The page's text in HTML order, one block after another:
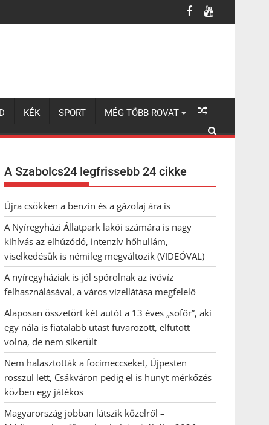
intenzív hőhullám, viselkedésük is némileg megváltozik
KÉK SPORT MÉG TÖBB ROVAT
A Szabolcs24 legfrissebb 24 cikke
Újra csökken a benzin és a gázolaj ára is
A Nyíregyházi Állatpark lakói számára is nagy
kihívás az elhúzódó, intenzív hőhullám,
viselkedésük is némileg megváltozik (VIDEÓVAL)
A nyíregyháziak is jól spórolnak az ivóvíz
felhasználásával, a város vízellátása megfelelő
Alaposan összetört két autót a 13 éves „sofőr”, aki
egy nála is fiatalabb utast fuvarozott, elfutott
volna, de nem sikerült
Nem halasztották a focimeccseket, Újpesten
rosszul lett, Csákváron pedig el is hunyt mérkőzés
közben egy játékos
Magyarország jobban látszik közelről –